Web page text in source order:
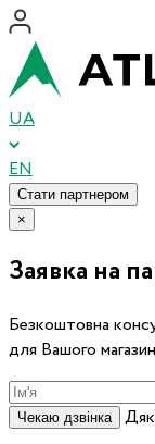
UA
EN
Стати партнером
×
Заявка на
Безкоштовна
для Вашого
Чекаю дзвінка